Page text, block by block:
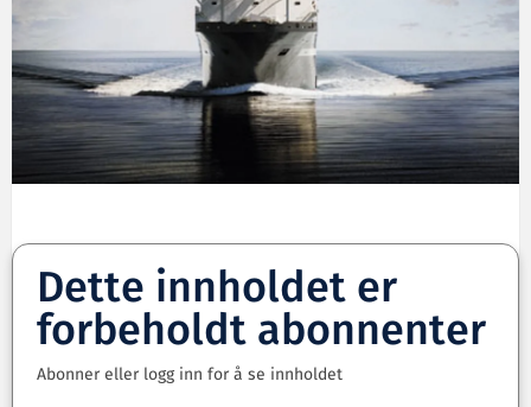
Dette innholdet er
forbeholdt abonnenter
Abonner eller logg inn for å se innholdet